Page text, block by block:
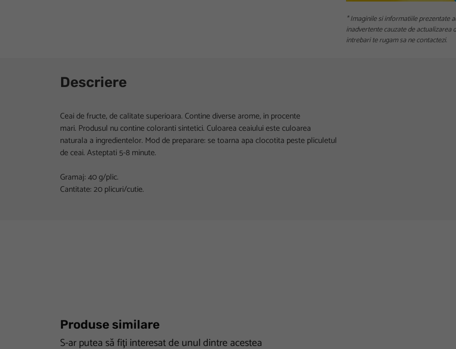
* Imaginile si informatiile prezentate
inadvertente cauzate de
intrebari te rugam sa ne contactezi.
Descriere
Ceai de fructe, de calitate superioara. Contine diverse arome, in procente
mari. Produsul nu contine coloranti sintetici. Culoarea ceaiului este culoarea
naturala a ingredientelor. Mod de preparare: se toarna apa clocotita peste pliculetul
de ceai. Asteptati 5-8 minute.
Gramaj: 40 g/plic.
Cantitate: 20 plicuri/cutie.
Produse similare
S-ar putea să fiți interesat de unul dintre acestea